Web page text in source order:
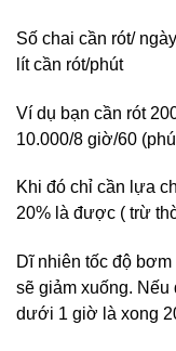
Số chai cần rót/
lít cần rót/phút
Ví dụ bạn cần rót
10.000/8 giờ/60
Khi đó chỉ cần lựa
20% là được ( trừ
Dĩ nhiên tốc độ
sẽ giảm xuống. Nếu
dưới 1 giờ là xong